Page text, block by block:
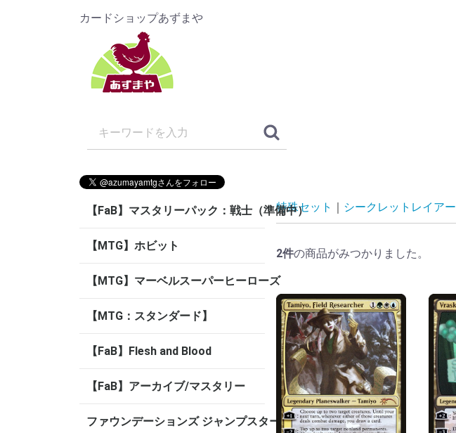
カードショップあずまや
【FaB】マスタリーパック：戦士（準備中）
【MTG】ホビット
【MTG】マーベルスーパーヒーローズ
【MTG：スタンダード】
【FaB】Flesh and Blood
【FaB】アーカイブ/マスタリー
ファウンデーションズ ジャンプスタート
特殊セット シークレットレイアー
2件の商品がみつかりました。